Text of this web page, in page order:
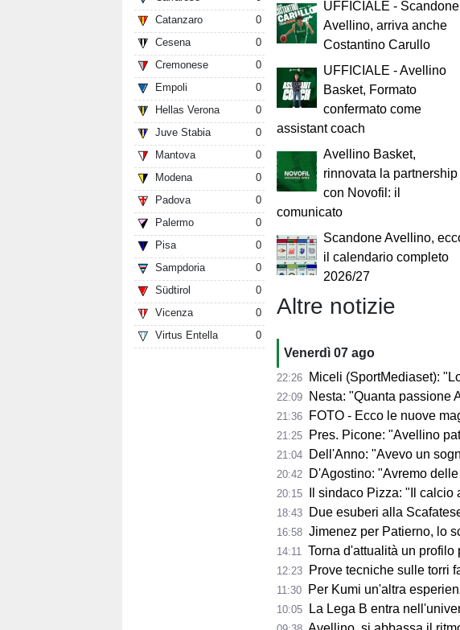
Catanzaro
0
Cesena
0
Cremonese
0
Empoli
0
Hellas Verona
0
Juve Stabia
0
Mantova
0
Modena
0
Padova
0
Palermo
0
Pisa
0
Sampdoria
0
Südtirol
0
Vicenza
0
Virtus Entella
0
UFFICIALE - Scandone
Avellino, arriva anche
Costantino Carullo
UFFICIALE - Avellino
Basket, Formato
confermato come
assistant coach
Avellino Basket,
rinnovata la partnership
con Novofil: il
comunicato
Scandone Avellino,
il calendario completo
2026/27
Altre notizie
Venerdì 07 ago
22:26 Miceli (SportMediaset): "Lo
22:09 Nesta: "Quanta passione
21:36 FOTO - Ecco le nuove
21:25 Pres. Picone: "Avellino
21:04 Dell'Anno: "Avevo un sogno,
20:42 D'Agostino: "Avremo delle maglie
20:15 Il sindaco Pizza: "Il calcio ad
18:43 Due esuberi alla
16:58 Jimenez per Patierno, lo
14:11 Torna d'attualità un profilo
12:23 Prove tecniche sulle torri
11:30 Per Kumi un'altra
10:05 La Lega B entra